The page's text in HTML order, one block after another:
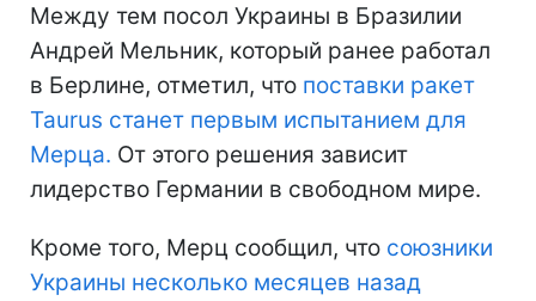
Между тем посол Украины в Бразилии
Андрей Мельник, который ранее работал
в Берлине, отметил, что поставки ракет
Taurus станет первым испытанием для
Мерца. От этого решения зависит
лидерство Германии в свободном мире.
Кроме того, Мерц сообщил, что союзники
Украины несколько месяцев назад